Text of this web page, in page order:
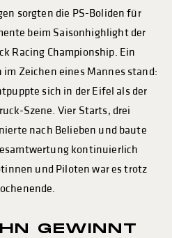
sorgten die PS-Boliden für
beim Saisonhighlight der
Racing Championship. Ein
Zeichen eines Mannes stand:
sich in der Eifel als der
Szene. Vier Starts, drei
nach Belieben und baute
kontinuierlich
und Piloten war es trotz
GEWINNT